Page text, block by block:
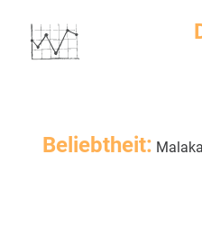
Beliebtheit: